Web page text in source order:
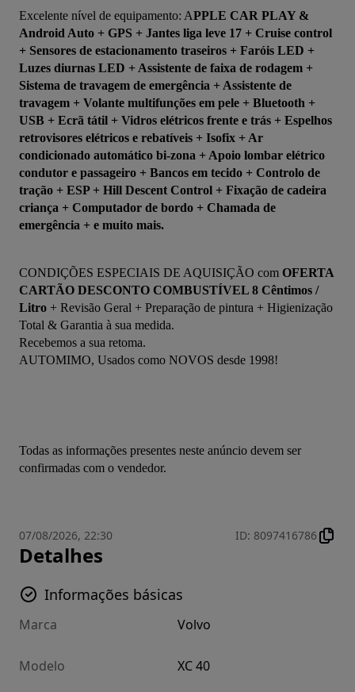
Excelente nível de equipamento: APPLE CAR PLAY &
Android Auto + GPS + Jantes liga leve 17 + Cruise control
+ Sensores de estacionamento traseiros + Faróis LED +
Luzes diurnas LED + Assistente de faixa de rodagem +
Sistema de travagem de emergência + Assistente de
travagem + Volante multifunções em pele + Bluetooth +
USB + Ecrã tátil + Vidros elétricos frente e trás + Espelhos
retrovisores elétricos e rebatíveis + Isofix + Ar
condicionado automático bi-zona + Apoio lombar elétrico
condutor e passageiro + Bancos em tecido + Controlo de
tração + ESP + Hill Descent Control + Fixação de cadeira
criança + Computador de bordo + Chamada de
emergência + e muito mais.
CONDIÇÕES ESPECIAIS DE AQUISIÇÃO com OFERTA
CARTÃO DESCONTO COMBUSTÍVEL 8 Cêntimos /
Litro + Revisão Geral + Preparação de pintura + Higienização
Total & Garantia à sua medida.
Recebemos a sua retoma.
AUTOMIMO, Usados como NOVOS desde 1998!
Todas as informações presentes neste anúncio devem ser
confirmadas com o vendedor.
07/08/2026, 22:30 ID: 8097416786
Detalhes
Informações básicas
Marca Volvo
Modelo XC 40